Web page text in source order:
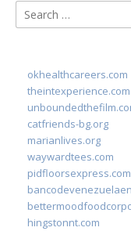
Search
for:
okhealthcareers.com
theintexperience.com
catfriends-bg.org
marianlives.org
waywardtees.com
pidfloorsexpress.com
hingstonnt.com